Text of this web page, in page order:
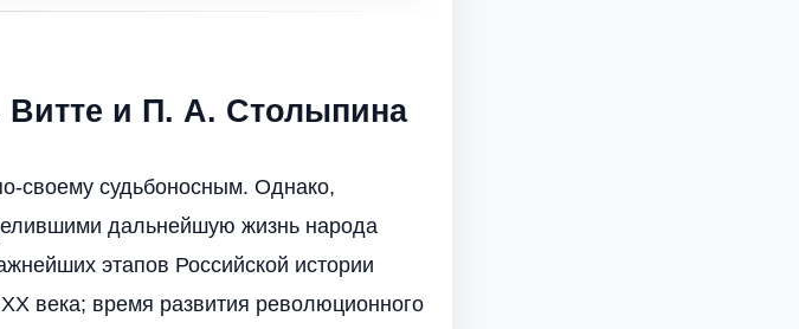
и П. А. Столыпина
своему судьбоносным. Однако,
дальнейшую жизнь народа
этапов Российской истории
века; время развития революционного